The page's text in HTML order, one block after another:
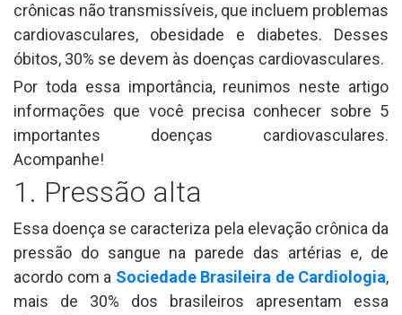
crônicas não transmissíveis, que incluem problemas
cardiovasculares, obesidade e diabetes. Desses
óbitos, 30% se devem às doenças cardiovasculares.
Por toda essa importância, reunimos neste artigo
informações que você precisa conhecer sobre 5
importantes doenças cardiovasculares.
Acompanhe!
1. Pressão alta
Essa doença se caracteriza pela elevação crônica da
pressão do sangue na parede das artérias e, de
acordo com a Sociedade Brasileira de Cardiologia,
mais de 30% dos brasileiros apresentam essa